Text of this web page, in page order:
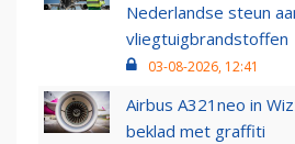
Nederlandse steun
vliegtuigbrandstoffen
03-08-2026, 12:41
Airbus A321neo in
beklad met graffiti